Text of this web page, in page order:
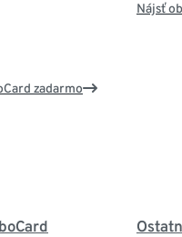
zadarmo
Nájsť